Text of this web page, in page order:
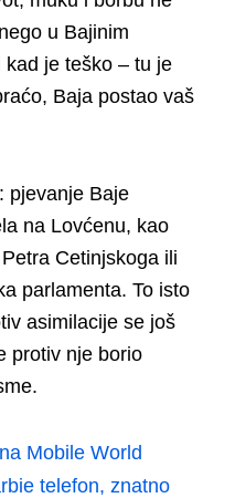
u Bajinim
je teško – tu je
Baja postao vaš
pjevanje Baje
na Lovćenu, kao
Cetinjskoga ili
parlamenta. To isto
asimilacije se još
protiv nje borio
Mobile World
telefon, znatno